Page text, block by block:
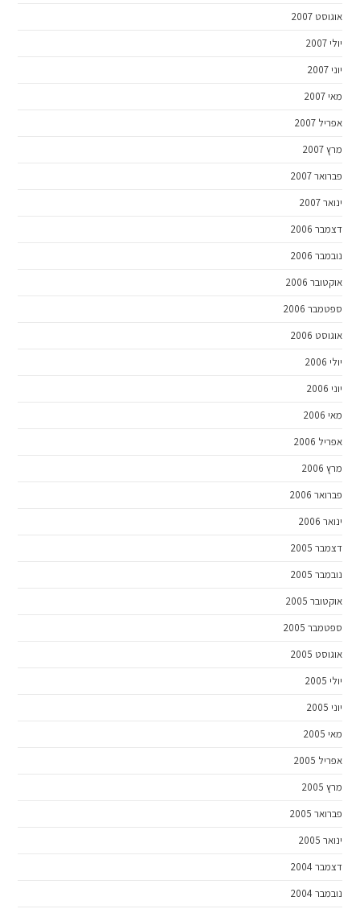
אוגוסט 2007
יולי 2007
יוני 2007
מאי 2007
אפריל 2007
מרץ 2007
פברואר 2007
ינואר 2007
דצמבר 2006
נובמבר 2006
אוקטובר 2006
ספטמבר 2006
אוגוסט 2006
יולי 2006
יוני 2006
מאי 2006
אפריל 2006
מרץ 2006
פברואר 2006
ינואר 2006
דצמבר 2005
נובמבר 2005
אוקטובר 2005
ספטמבר 2005
אוגוסט 2005
יולי 2005
יוני 2005
מאי 2005
אפריל 2005
מרץ 2005
פברואר 2005
ינואר 2005
דצמבר 2004
נובמבר 2004